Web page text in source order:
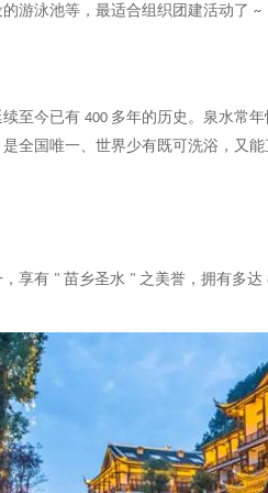
游泳池等，最适合组织团建活动了 ~
至今已有 400 多年的历史。泉水常
全国唯一、世界少有既可洗浴，又
享有 " 苗乡圣水 " 之美誉，拥有多达